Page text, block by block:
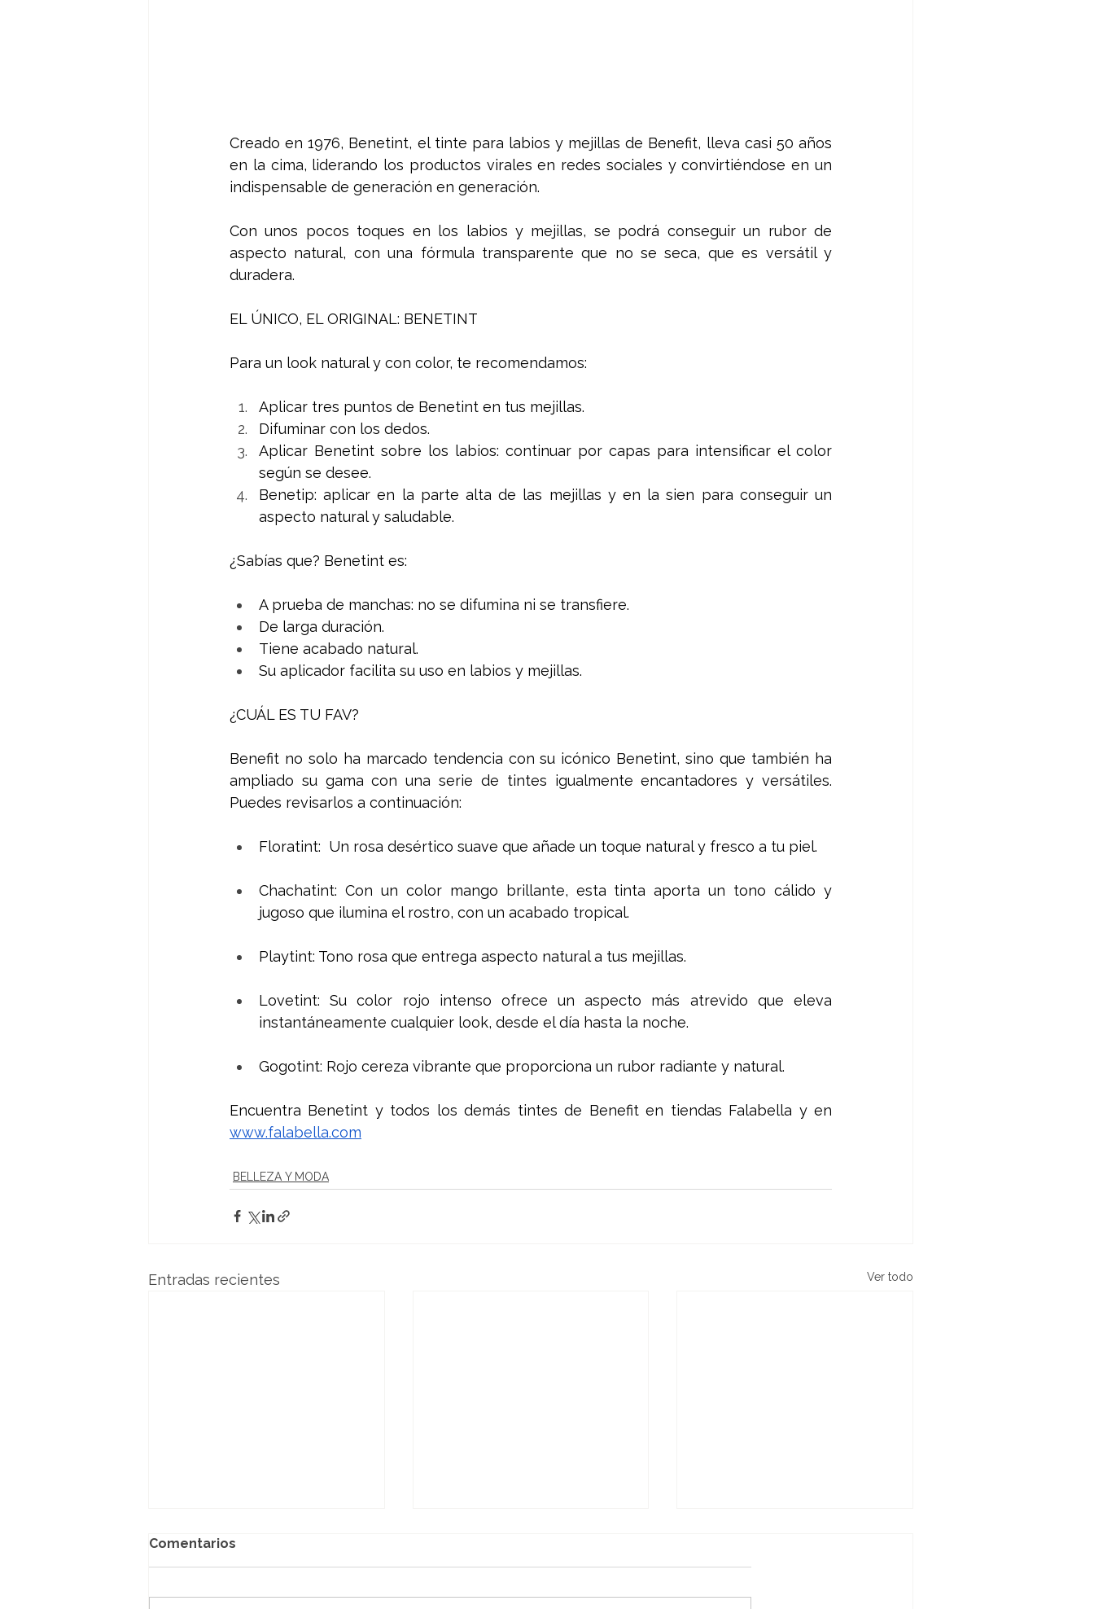
Creado en 1976, Benetint, el tinte para labios y mejillas de Benefit, lleva casi 50 años
en la cima, liderando los productos virales en redes sociales y convirtiéndose en un
indispensable de generación en generación.
Con unos pocos toques en los labios y mejillas, se podrá conseguir un rubor de
aspecto natural, con una fórmula transparente que no se seca, que es versátil y
duradera.
EL ÚNICO, EL ORIGINAL: BENETINT
Para un look natural y con color, te recomendamos:
Aplicar tres puntos de Benetint en tus mejillas.
Difuminar con los dedos.
Aplicar Benetint sobre los labios: continuar por capas para intensificar el color
según se desee.
Benetip: aplicar en la parte alta de las mejillas y en la sien para conseguir un
aspecto natural y saludable.
¿Sabías que? Benetint es:
A prueba de manchas: no se difumina ni se transfiere.
De larga duración.
Tiene acabado natural.
Su aplicador facilita su uso en labios y mejillas.
¿CUÁL ES TU FAV?
Benefit no solo ha marcado tendencia con su icónico Benetint, sino que también ha
ampliado su gama con una serie de tintes igualmente encantadores y versátiles.
Puedes revisarlos a continuación:
Floratint:  Un rosa desértico suave que añade un toque natural y fresco a tu piel.
Chachatint: Con un color mango brillante, esta tinta aporta un tono cálido y
jugoso que ilumina el rostro, con un acabado tropical.
Playtint: Tono rosa que entrega aspecto natural a tus mejillas.
Lovetint: Su color rojo intenso ofrece un aspecto más atrevido que eleva
instantáneamente cualquier look, desde el día hasta la noche.
Gogotint: Rojo cereza vibrante que proporciona un rubor radiante y natural.
www.falabella.com
BELLEZA Y MODA
Entradas recientes Ver todo
Comentarios